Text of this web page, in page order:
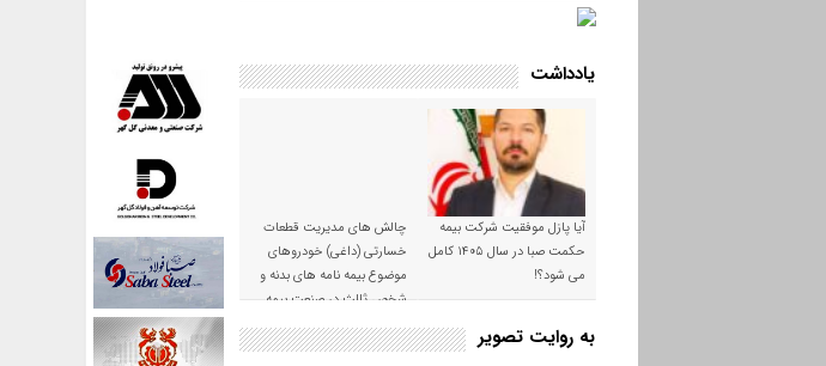
یادداشت
آیا پازل موفقیت شرکت بیمه
حکمت صبا در سال ۱۴۰۵ کامل
می شود؟!
چالش های مدیریت قطعات
خسارتی (داغی) خودروهای
موضوع بیمه نامه های بدنه و
شخص ثالث در صنعت بیمه
به روایت تصویر